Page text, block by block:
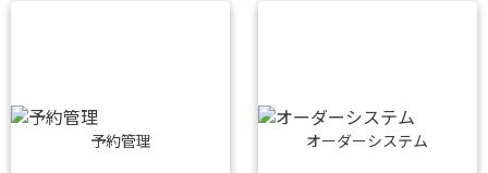
予約管理 オーダーシステム